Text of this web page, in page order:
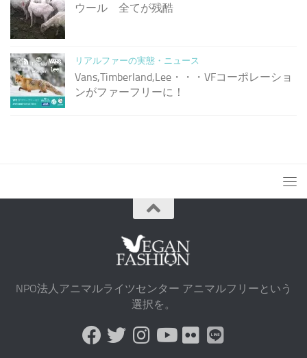
ウール 全てが残酷
リアルファーの実態・ニュース
Vans,Timberland,Lee・・・VFコーポレーショ
ンがファーフリーに！
NPO法人アニマルライツセンター アニマルフリーという
選択を。